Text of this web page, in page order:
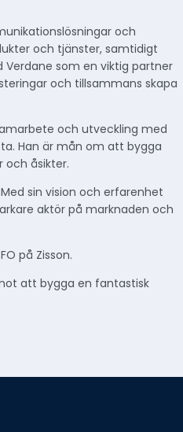
och
och tjänster, samtidigt
som en viktig partner
och tillsammans skapa
och utveckling med
Han är mån om att bygga
och åsikter.
sin vision och erfarenhet
aktör på marknaden och
på Zisson.
att bygga en fantastisk